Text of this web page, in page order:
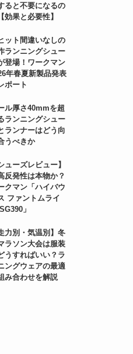
ると不要になるの
効果と必要性】
ット間違いなしの
ランニングシュー
登場！ワークマン
年春夏新製品発表
ポート
ル厚さ40mmを超
ランニングシュー
ランナーはどう向
うべきか
ューズレビュー】
反発性は本物か？
クマン「ハイバウ
ファントムライ
」
力別・気温別】冬
ラソン大会は服装
うすればいい？ラ
ングウェアの最適
み合わせを解説